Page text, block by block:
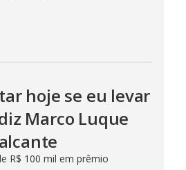
hoje se eu levar
Marco Luque
R$ 100 mil em prêmio